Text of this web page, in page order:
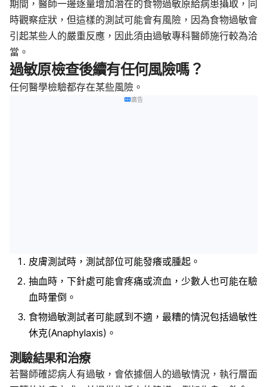
期間，醫師一邊逐量增加潛在的食物過敏原給病患攝取，同
時觀察症狀，但這樣的測試可能會有風險，因為食物過敏會
引起某些人的嚴重反應，因此須由過敏專科醫師施行較為洽
當。
過敏原檢查後續有任何風險嗎？
任何醫學檢驗都存在某些風險。
廣告
皮膚測試時，測試部位可能發癢或腫起。
抽血時，下針處可能會疼痛或流血，少數人也可能在驗
血時暈倒。
食物過敏測試者可能感到不適，最糟的情況包括過敏性
休克(Anaphylaxis)。
測驗結果和治療
若醫師確認病人有過敏，會依據個人的過敏情況，執行層面